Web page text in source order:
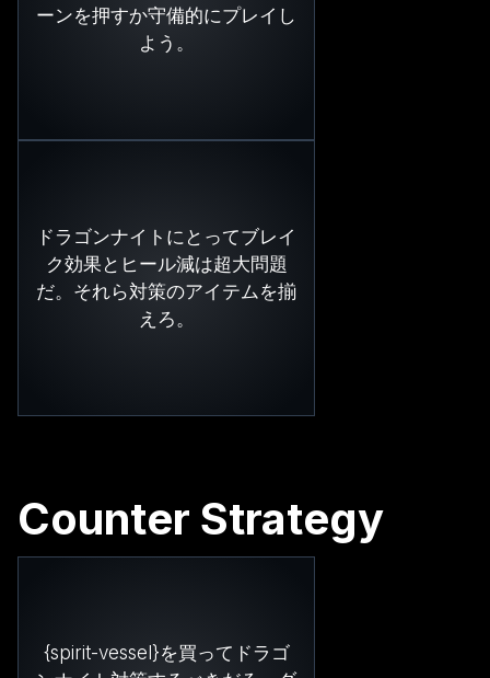
ーンを押すか守備的にプレイし
よう。
ドラゴンナイトにとってブレイ
ク効果とヒール減は超大問題
だ。それら対策のアイテムを揃
えろ。
Counter Strategy
{spirit-vessel}を買ってドラゴ